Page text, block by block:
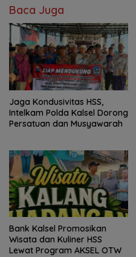
Baca Juga
Jaga Kondusivitas HSS,
Intelkam Polda Kalsel Dorong
Persatuan dan Musyawarah
Bank Kalsel Promosikan
Wisata dan Kuliner HSS
Lewat Program AKSEL OTW